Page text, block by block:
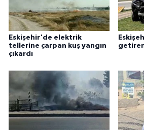
Eskişehir'de elektrik
tellerine çarpan kuş yangın
çıkardı